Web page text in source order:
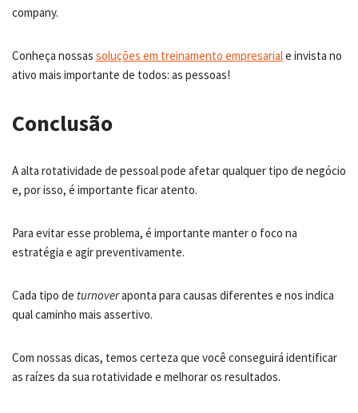
company.
Conheça nossas soluções em treinamento empresariale invista no
ativo mais importante de todos: as pessoas!
Conclusão
A alta rotatividade de pessoal pode afetar qualquer tipo de negócio
e, por isso, é importante ficar atento.
Para evitar esse problema, é importante manter o foco na
estratégia e agir preventivamente.
Cada tipo de turnoveraponta para causas diferentes e nos indica
qual caminho mais assertivo.
Com nossas dicas, temos certeza que você conseguirá identificar
as raízes da sua rotatividade e melhorar os resultados.